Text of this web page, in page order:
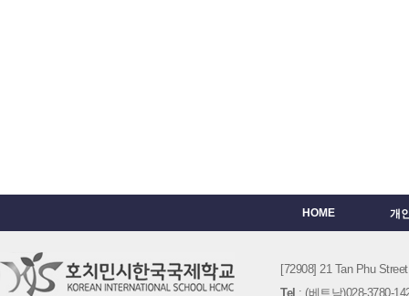
HOME 개
[72908] 21 Tan Phu
Tel : (베트남)028-3780-